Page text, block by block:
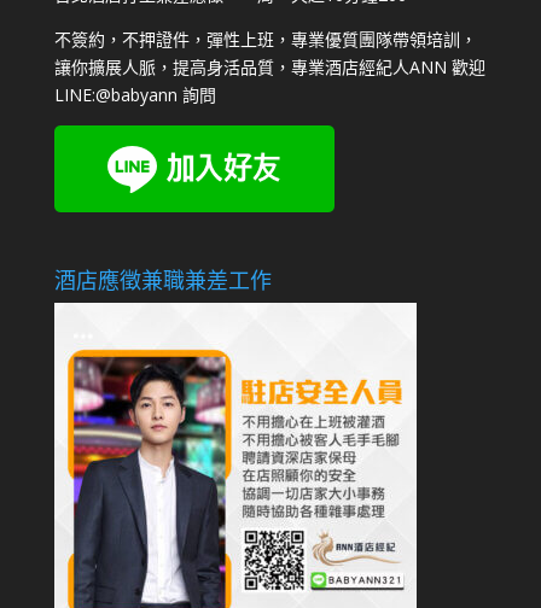
不簽約，不押證件，彈性上班，專業優質團隊帶領培訓，
讓你擴展人脈，提高身活品質，專業酒店經紀人ANN 歡迎
LINE:@babyann 詢問
酒店應徵兼職兼差工作